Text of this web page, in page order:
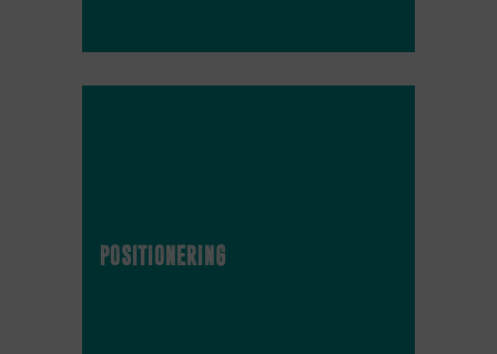
positionering